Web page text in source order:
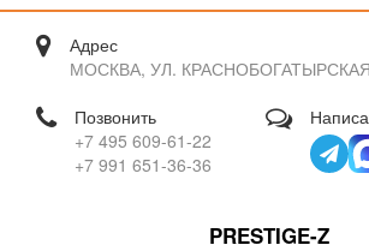
Адрес
МОСКВА, УЛ.
Позвонить
+7 495 609-61-22
+7 991 651-36-36
PRESTIGE-Z